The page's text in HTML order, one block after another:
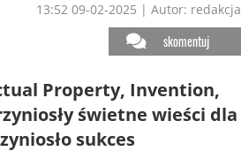
13:52 09-02-2025 | Autor: redakcja
skomentuj
Property, Invention,
świetne wieści dla
sukces